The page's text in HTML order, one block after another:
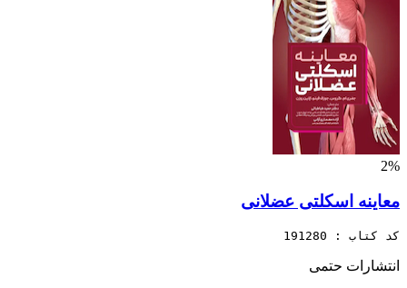
2%
معاینه اسکلتی عضلانی
کد کتاب : 191280
انتشارات حتمی